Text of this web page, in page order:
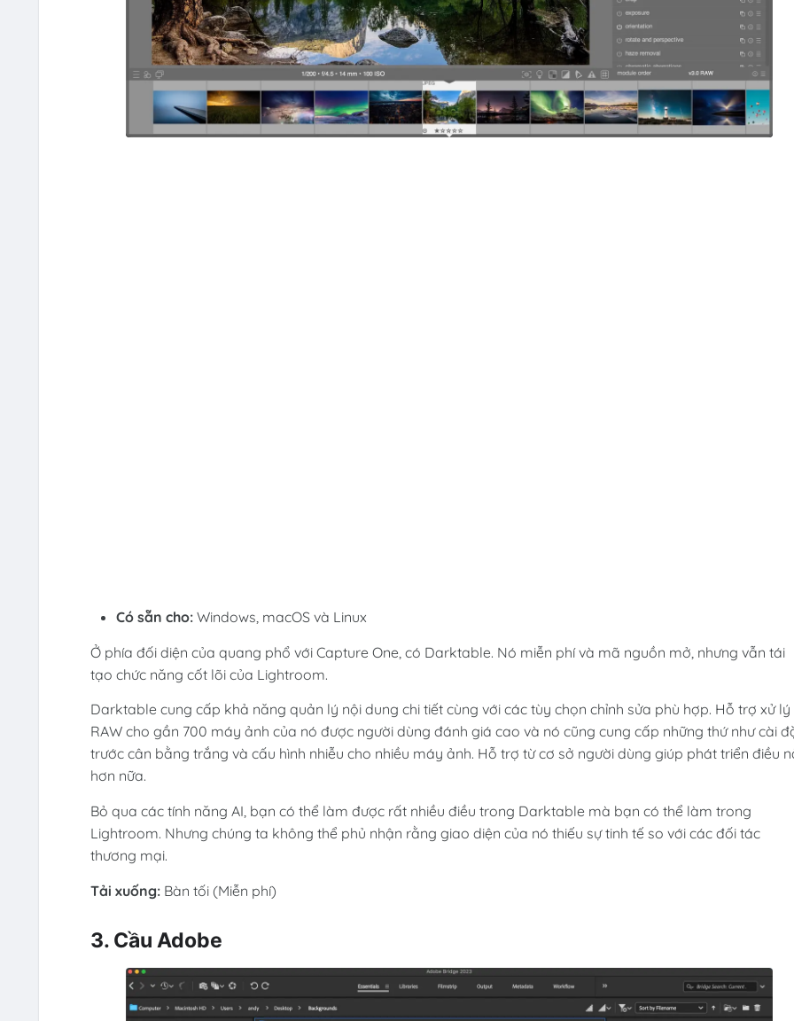
Có sẵn cho: Windows, macOS và Linux
Ở phía đối diện của quang phổ với Capture One, có Darktable. Nó miễn phí và mã nguồn mở, nhưng vẫn tái
tạo chức năng cốt lõi của Lightroom.
Darktable cung cấp khả năng quản lý nội dung chi tiết cùng với các tùy chọn chỉnh sửa phù hợp. Hỗ trợ xử lý
RAW cho gần 700 máy ảnh của nó được người dùng đánh giá cao và nó cũng cung cấp những thứ như cài
trước cân bằng trắng và cấu hình nhiễu cho nhiều máy ảnh. Hỗ trợ từ cơ sở người dùng giúp phát triển điều
hơn nữa.
Bỏ qua các tính năng AI, bạn có thể làm được rất nhiều điều trong Darktable mà bạn có thể làm trong
Lightroom. Nhưng chúng ta không thể phủ nhận rằng giao diện của nó thiếu sự tinh tế so với các đối tác
thương mại.
Tải xuống:Bàn tối (Miễn phí)
3. Cầu Adobe